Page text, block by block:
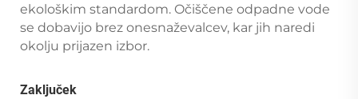
ekološkim standardom. Očiščene odpadne vode
se dobavijo brez onesnaževalcev, kar jih naredi
okolju prijazen izbor.
Zaključek